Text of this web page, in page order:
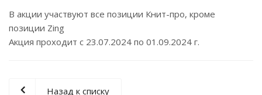
В акции участвуют все позиции Книт-про, кроме
позиции Zing
Акция проходит с 23.07.2024 по 01.09.2024 г.
Назад к списку